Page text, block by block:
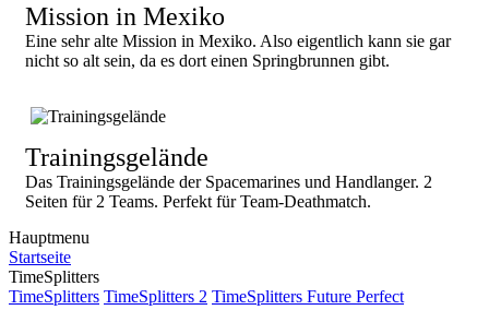
Mission in Mexiko
Eine sehr alte Mission in Mexiko. Also eigentlich kann sie gar
nicht so alt sein, da es dort einen Springbrunnen gibt.
Trainingsgelände
Das Trainingsgelände der Spacemarines und Handlanger. 2
Seiten für 2 Teams. Perfekt für Team-Deathmatch.
Hauptmenu
Startseite
TimeSplitters
TimeSplitters TimeSplitters 2 TimeSplitters Future Perfect